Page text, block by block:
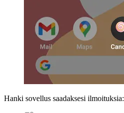
Hanki sovellus saadaksesi ilmoituksia: